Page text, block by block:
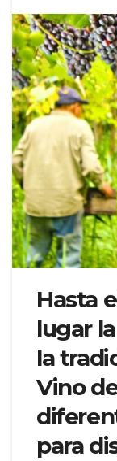
Hasta
lugar
la
Vino
para